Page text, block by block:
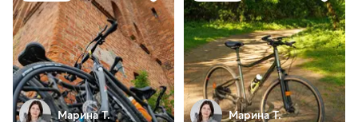
Марина Т. Марина Т.